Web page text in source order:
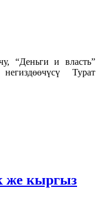
“Деньги и власть”
Турат
же кыргыз